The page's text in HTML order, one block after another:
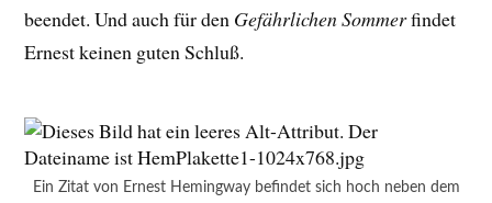
beendet. Und auch für den Gefährlichen Sommerfindet
Ernest keinen guten Schluß.
Ein Zitat von Ernest Hemingway befindet sich hoch neben dem